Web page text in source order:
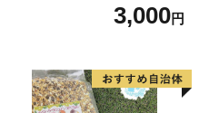
3,000円